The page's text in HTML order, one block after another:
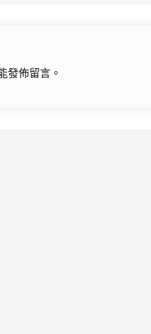
發佈留言。